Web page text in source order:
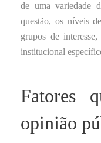
de uma variedade
questão, os níveis
grupos de
institucional
Fatores
opinião